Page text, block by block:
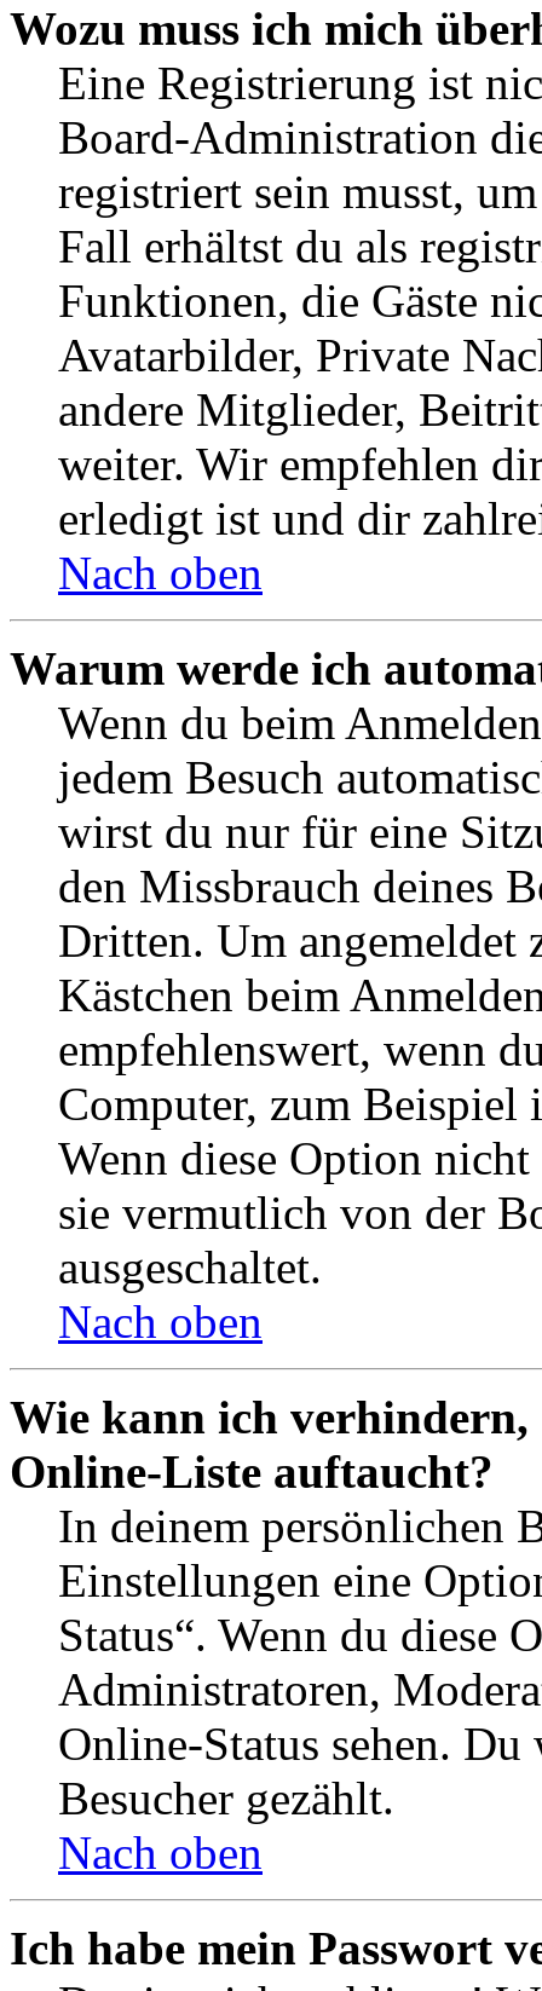
Wozu muss ich mich
Eine Registrierung ist
Board-Administration
registriert sein musst,
Fall erhältst du als
Funktionen, die Gäste
Avatarbilder, Private
andere Mitglieder,
weiter. Wir empfehlen
erledigt ist und dir
Nach oben
Warum werde ich
Wenn du beim
jedem Besuch
wirst du nur für eine
den Missbrauch deines
Dritten. Um angemeldet
Kästchen beim
empfehlenswert, wenn
Computer, zum Beispiel
Wenn diese Option
sie vermutlich von der
ausgeschaltet.
Nach oben
Wie kann ich verhindern,
Online-Liste auftaucht?
In deinem persönlichen
Einstellungen eine
Status“. Wenn du diese
Administratoren,
Online-Status sehen.
Besucher gezählt.
Nach oben
Ich habe mein Passwort